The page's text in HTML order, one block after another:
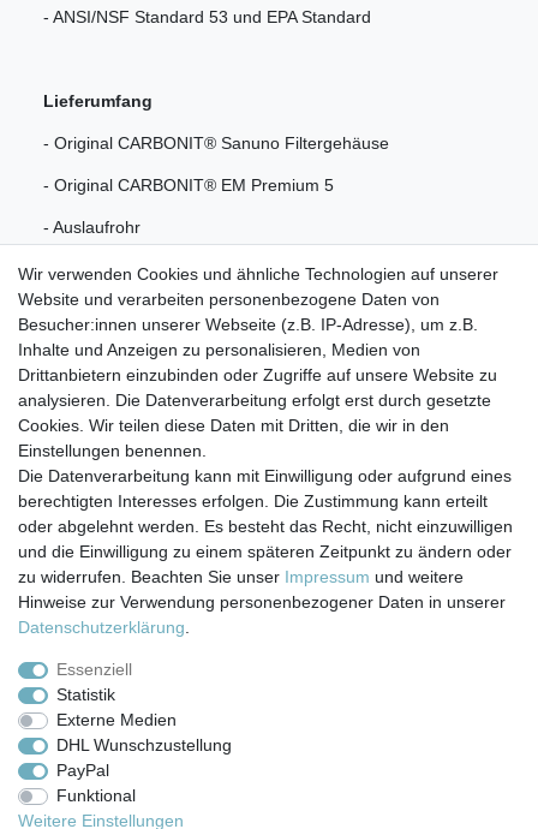
- ANSI/NSF Standard 53 und EPA Standard
Lieferumfang
- Original CARBONIT® Sanuno Filtergehäuse
- Original CARBONIT® EM Premium 5
- Auslaufrohr
- Sanuno Schlauch (Länge ca. 90 cm) mit Spezial Umlenk-
Ventil (Innengewinde M 22 x 1) Adapter für Wasserhähne
mit Innengewinde beiliegend
- Gebrauchsanweisung
Impressum Daten­schutz­erklärung AGB
Barrierefreiheitserklärung Widerrufs­recht
Versand- & Zahlungsbedingungen
Wir verwenden Cookies und ähnliche Technologien auf unserer
Website und verarbeiten personenbezogene Daten von
Besucher:innen unserer Webseite (z.B. IP-Adresse), um z.B.
Inhalte und Anzeigen zu personalisieren, Medien von
Drittanbietern einzubinden oder Zugriffe auf unsere Website zu
analysieren. Die Datenverarbeitung erfolgt erst durch gesetzte
Cookies. Wir teilen diese Daten mit Dritten, die wir in den
Einstellungen benennen.
Die Datenverarbeitung kann mit Einwilligung oder aufgrund eines
berechtigten Interesses erfolgen. Die Zustimmung kann erteilt
oder abgelehnt werden. Es besteht das Recht, nicht einzuwilligen
und die Einwilligung zu einem späteren Zeitpunkt zu ändern oder
zu widerrufen. Beachten Sie unser Impressum und weitere
Hinweise zur Verwendung personenbezogener Daten in unserer
Daten­schutz­erklärung
Essenziell
Statistik
Externe Medien
DHL Wunschzustellung
PayPal
Funktional
Weitere Einstellungen